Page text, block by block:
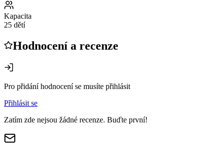
Kapacita
25 dětí
Hodnocení a recenze
Pro přidání hodnocení se musíte přihlásit
Přihlásit se
Zatím zde nejsou žádné recenze. Buďte první!